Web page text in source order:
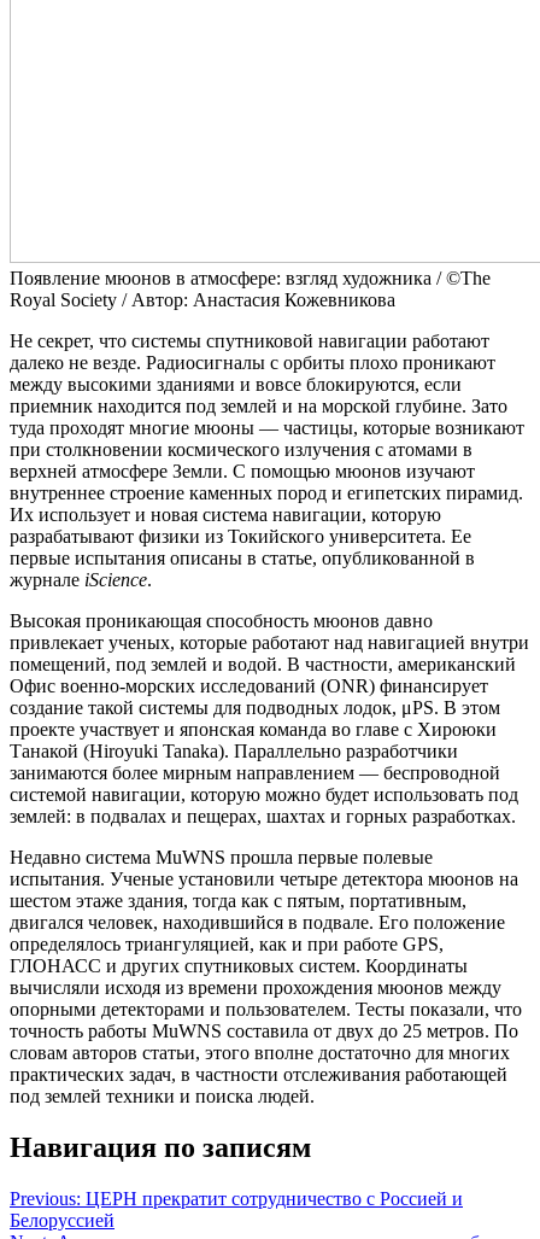
Появление мюонов в атмосфере: взгляд художника / ©The
Royal Society / Автор: Анастасия Кожевникова
Не секрет, что системы спутниковой навигации работают
далеко не везде. Радиосигналы с орбиты плохо проникают
между высокими зданиями и вовсе блокируются, если
приемник находится под землей и на морской глубине. Зато
туда проходят многие мюоны — частицы, которые возникают
при столкновении космического излучения с атомами в
верхней атмосфере Земли. С помощью мюонов изучают
внутреннее строение каменных пород и египетских пирамид.
Их использует и новая система навигации, которую
разрабатывают физики из Токийского университета. Ее
первые испытания описаны в статье, опубликованной в
журнале iScience.
Высокая проникающая способность мюонов давно
привлекает ученых, которые работают над навигацией внутри
помещений, под землей и водой. В частности, американский
Офис военно-морских исследований (ONR) финансирует
создание такой системы для подводных лодок, μPS. В этом
проекте участвует и японская команда во главе с Хироюки
Танакой (Hiroyuki Tanaka). Параллельно разработчики
занимаются более мирным направлением — беспроводной
системой навигации, которую можно будет использовать под
землей: в подвалах и пещерах, шахтах и горных разработках.
Недавно система MuWNS прошла первые полевые
испытания. Ученые установили четыре детектора мюонов на
шестом этаже здания, тогда как с пятым, портативным,
двигался человек, находившийся в подвале. Его положение
определялось триангуляцией, как и при работе GPS,
ГЛОНАСС и других спутниковых систем. Координаты
вычисляли исходя из времени прохождения мюонов между
опорными детекторами и пользователем. Тесты показали, что
точность работы MuWNS составила от двух до 25 метров. По
словам авторов статьи, этого вполне достаточно для многих
практических задач, в частности отслеживания работающей
под землей техники и поиска людей.
Навигация по записям
Previous: ЦЕРН прекратит сотрудничество с Россией и
Белоруссией